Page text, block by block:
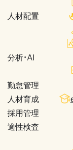
人材配置
分析・AI
勤怠管理
人材育成
採用管理
適性検査